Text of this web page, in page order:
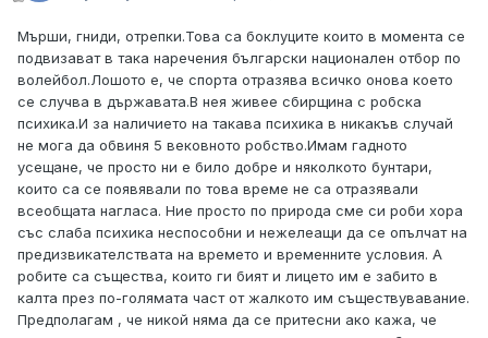
Мърши, гниди, отрепки.Това са боклуците които в момента се
подвизават в така наречения български национален отбор по
волейбол.Лошото е, че спорта отразява всичко онова което
се случва в държавата.В нея живее сбирщина с робска
психика.И за наличието на такава психика в никакъв случай
не мога да обвиня 5 вековното робство.Имам гадното
усещане, че просто ни е било добре и няколкото бунтари,
които са се появявали по това време не са отразявали
всеобщата нагласа. Ние просто по природа сме си роби хора
със слаба психика неспособни и нежелеащи да се опълчат на
предизвикателствата на времето и временните условия. А
робите са същества, които ги бият и лицето им е забито в
калта през по-голямата част от жалкото им съществувавание.
Предполагам , че никой няма да се притесни ако кажа, че